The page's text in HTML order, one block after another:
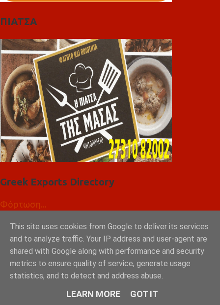
ΠΙΑΤΣΑ
Greek Exports Directory
Φόρτωση...
GRAD ΔΙΕΘΝΗ ΜΕΣΙΤΙΚΑ ΓΡΑΦΕΙΑ ΑΘΗΝΑ
ΣΠΑΡΤΗ ΛΑΚΩΝΙΑ
This site uses cookies from Google to deliver its services
and to analyze traffic. Your IP address and user-agent are
shared with Google along with performance and security
metrics to ensure quality of service, generate usage
statistics, and to detect and address abuse.
LEARN MORE GOT IT